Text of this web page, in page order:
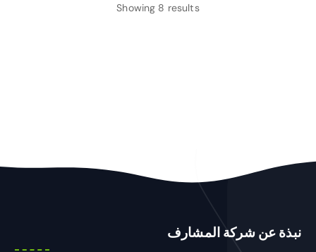
Showing 8 results
نبذة عن شركة المشارف